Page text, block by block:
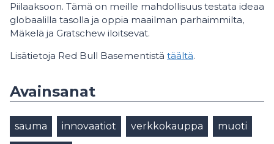
Piilaaksoon. Tämä on meille mahdollisuus testata ideaa
globaalilla tasolla ja oppia maailman parhaimmilta,
Mäkelä ja Gratschew iloitsevat.
Lisätietoja Red Bull Basementistä täältä.
Avainsanat
sauma innovaatiot verkkokauppa muoti